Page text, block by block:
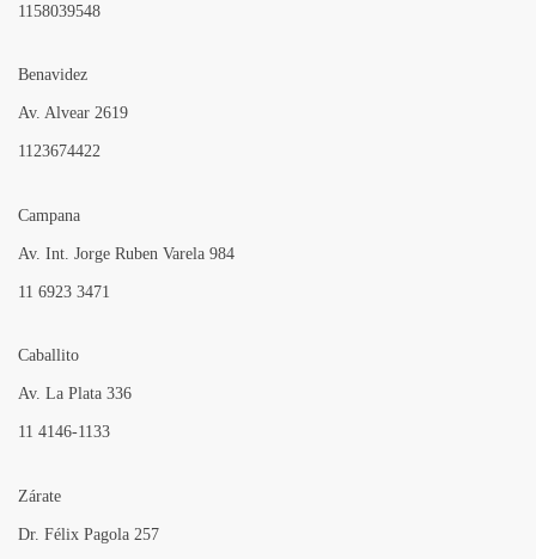
1158039548
Benavidez
Av. Alvear 2619
1123674422
Campana
Av. Int. Jorge Ruben Varela 984
11 6923 3471
Caballito
Av. La Plata 336
11 4146-1133
Zárate
Dr. Félix Pagola 257